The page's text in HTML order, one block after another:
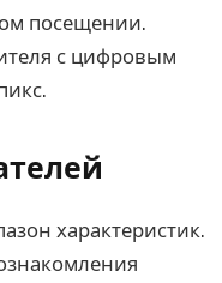
посещении.
с цифровым
характеристик.